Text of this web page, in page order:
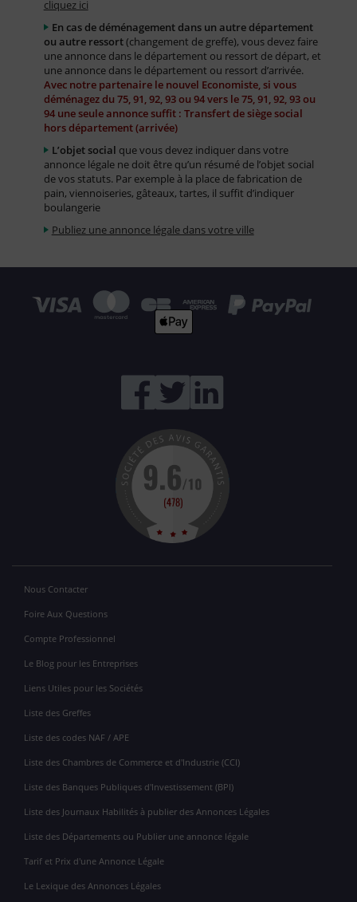
cliquez ici
En cas de déménagement dans un autre département
ou autre ressort(changement de greffe), vous devez faire
une annonce dans le département ou ressort de départ, et
une annonce dans le département ou ressort d’arrivée.
Avec notre partenaire le nouvel Economiste, si vous
déménagez du 75, 91, 92, 93 ou 94 vers le 75, 91, 92, 93 ou
94 une seule annonce suffit : Transfert de siège social
hors département (arrivée)
L’objet social que vous devez indiquer dans votre
annonce légale ne doit être qu’un résumé de l’objet social
de vos statuts. Par exemple à la place de fabrication de
pain, viennoiseries, gâteaux, tartes, il suffit d’indiquer
boulangerie
Publiez une annonce légale dans votre ville
Nous Contacter
Foire Aux Questions
Compte Professionnel
Le Blog pour les Entreprises
Liens Utiles pour les Sociétés
Liste des Greffes
Liste des codes NAF / APE
Liste des Chambres de Commerce et d'Industrie (CCI)
Liste des Banques Publiques d'Investissement (BPI)
Liste des Journaux Habilités à publier des Annonces Légales
Liste des Départements ou Publier une annonce légale
Tarif et Prix d'une Annonce Légale
Le Lexique des Annonces Légales